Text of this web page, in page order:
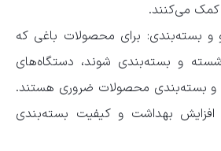
می‌کنند.
بسته‌بندی: برای محصولات باغی که
و بسته‌بندی شوند، دستگاه‌های
و بسته‌بندی محصولات ضروری هستند.
بهداشت و کیفیت بسته‌بندی